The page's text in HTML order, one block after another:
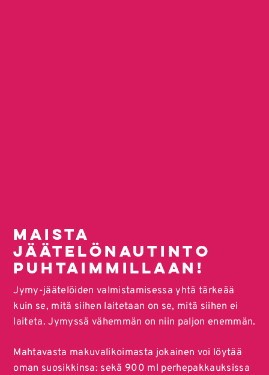
MAISTA
JÄÄTELÖNAUTINTO
PUHTAIMMILLAAN!
Jymy-jäätelöiden valmistamisessa yhtä tärkeää
kuin se, mitä siihen laitetaan on se, mitä siihen ei
laiteta. Jymyssä vähemmän on niin paljon enemmän.
Mahtavasta makuvalikoimasta jokainen voi löytää
oman suosikkinsa: sekä 900 ml perhepakkauksissa